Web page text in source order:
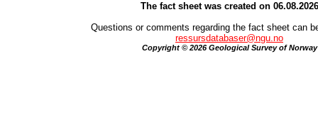
The fact sheet was created on 06.08.2026
Questions or comments regarding the fact sheet can
ressursdatabaser@ngu.no
Copyright © 2026 Geological Survey of Norway